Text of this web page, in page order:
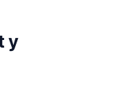
y